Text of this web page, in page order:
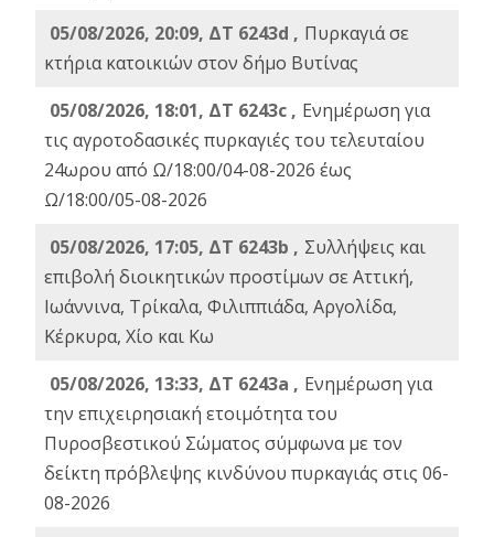
05/08/2026, 20:09, ΔΤ 6243d , Πυρκαγιά σε
κτήρια κατοικιών στον δήμο Βυτίνας
05/08/2026, 18:01, ΔΤ 6243c , Ενημέρωση για
τις αγροτοδασικές πυρκαγιές του τελευταίου
24ωρου από Ω/18:00/04-08-2026 έως
Ω/18:00/05-08-2026
05/08/2026, 17:05, ΔΤ 6243b , Συλλήψεις και
επιβολή διοικητικών προστίμων σε Αττική,
Ιωάννινα, Τρίκαλα, Φιλιππιάδα, Αργολίδα,
Κέρκυρα, Χίο και Κω
05/08/2026, 13:33, ΔΤ 6243a , Ενημέρωση για
την επιχειρησιακή ετοιμότητα του
Πυροσβεστικού Σώματος σύμφωνα με τον
δείκτη πρόβλεψης κινδύνου πυρκαγιάς στις 06-
08-2026